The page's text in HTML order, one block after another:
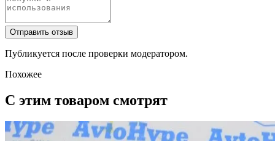
Отправить отзыв
Публикуется после проверки модератором.
Похожее
С этим товаром смотрят